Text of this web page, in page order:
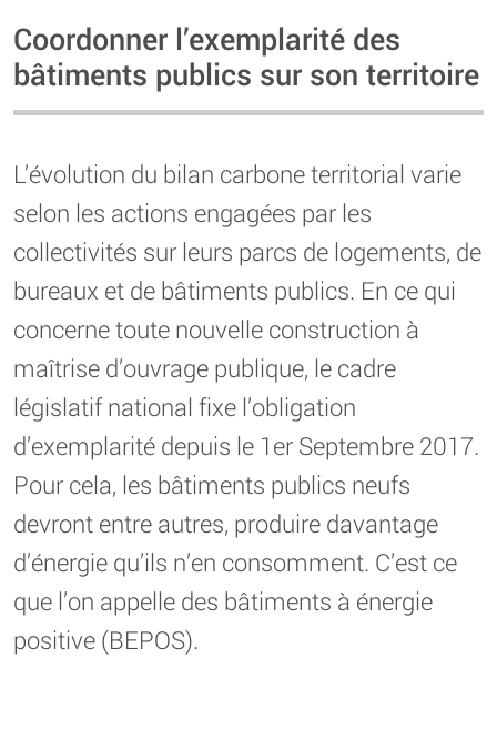
Coordonner l’exemplarité des
bâtiments publics sur son territoire
L’évolution du bilan carbone territorial varie
selon les actions engagées par les
collectivités sur leurs parcs de logements, de
bureaux et de bâtiments publics. En ce qui
concerne toute nouvelle construction à
maîtrise d’ouvrage publique, le cadre
législatif national fixe l’obligation
d’exemplarité depuis le 1er Septembre 2017.
Pour cela, les bâtiments publics neufs
devront entre autres, produire davantage
d’énergie qu’ils n’en consomment. C’est ce
que l’on appelle des bâtiments à énergie
positive (BEPOS).